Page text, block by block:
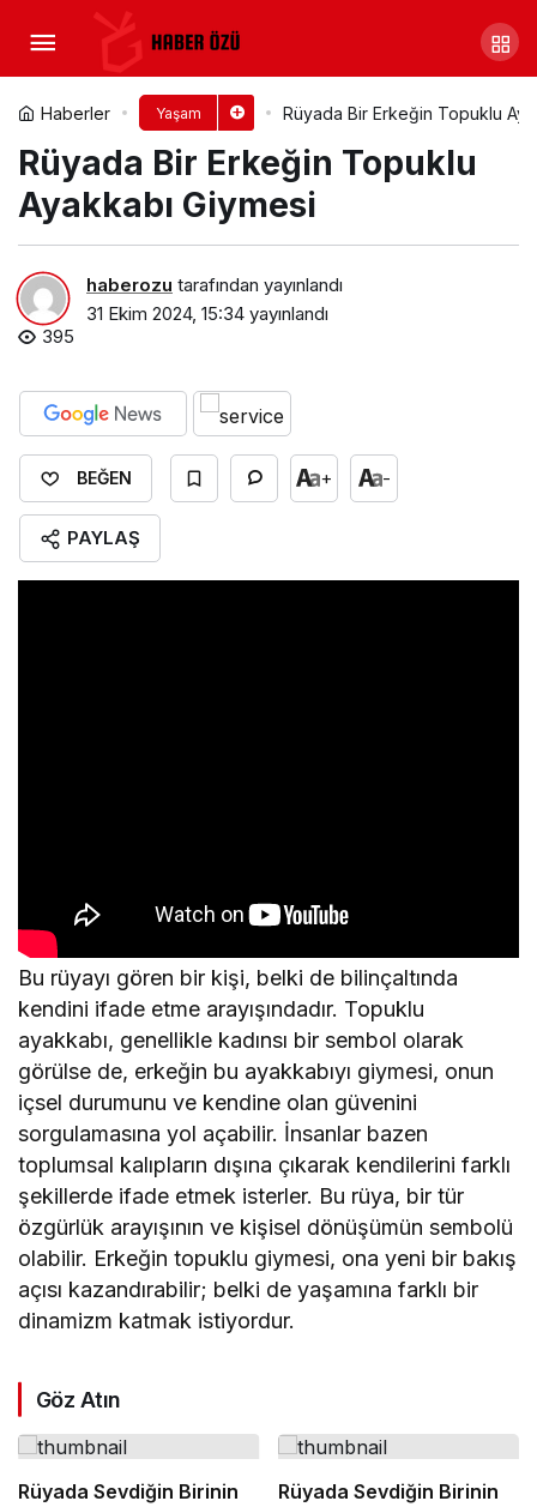
Haberler Yaşam Rüyada Bir Erkeğin Topuklu
Rüyada Bir Erkeğin Topuklu
Ayakkabı Giymesi​
haberozu tarafından yayınlandı
31 Ekim 2024, 15:34 yayınlandı
395
BEĞEN + -
PAYLAŞ
Bu rüyayı gören bir kişi, belki de bilinçaltında
kendini ifade etme arayışındadır. Topuklu
ayakkabı, genellikle kadınsı bir sembol olarak
görülse de, erkeğin bu ayakkabıyı giymesi, onun
içsel durumunu ve kendine olan güvenini
sorgulamasına yol açabilir. İnsanlar bazen
toplumsal kalıpların dışına çıkarak kendilerini farklı
şekillerde ifade etmek isterler. Bu rüya, bir tür
özgürlük arayışının ve kişisel dönüşümün sembolü
olabilir. Erkeğin topuklu giymesi, ona yeni bir bakış
açısı kazandırabilir; belki de yaşamına farklı bir
dinamizm katmak istiyordur.
Göz Atın
Rüyada Sevdiğin Birinin
Rüyada Sevdiğin Birinin
Rüyada Bir Erkeğin Sana
Yaklaşması​
Yorum Yap